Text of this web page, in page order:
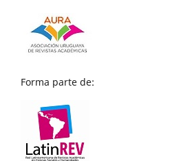
Forma parte de: